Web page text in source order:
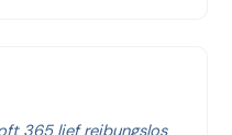
365 lief reibungslos